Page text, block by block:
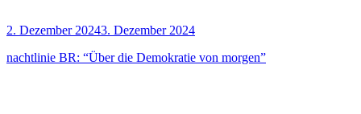
2. Dezember 20243. Dezember 2024
nacht­li­nie BR: “Über die Demo­kra­tie von morgen”